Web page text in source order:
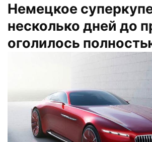
Немецкое
несколько дней до
оголилось